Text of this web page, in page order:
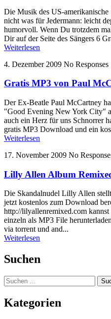
Die Musik des US-
nicht was für Jedermann: leicht
humorvoll. Wenn Du trotzdem
Dir auf der Seite des Sängers 6
Weiterlesen
4. Dezember 2009 No Responses
Gratis MP3 von Paul
Der Ex-Beatle Paul McCartney
"Good Evening New York City"
auch ein Herz für uns Schnorrer
gratis MP3 Download und ein
Weiterlesen
17. November 2009 No
Lilly Allen Album
Die Skandalnudel Lilly Allen
jetzt kostenlos zum Download
http://lilyallenremixed.com
einzeln als MP3 File
via torrent und and...
Weiterlesen
Suchen
Suchen
nach:
Kategorien